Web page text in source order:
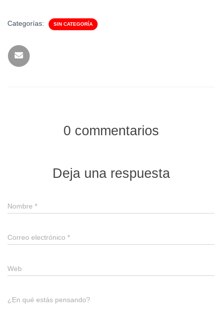
Categorías: SIN CATEGORÍA
0 commentarios
Deja una respuesta
Nombre *
Correo electrónico *
Web
¿En qué estás pensando?